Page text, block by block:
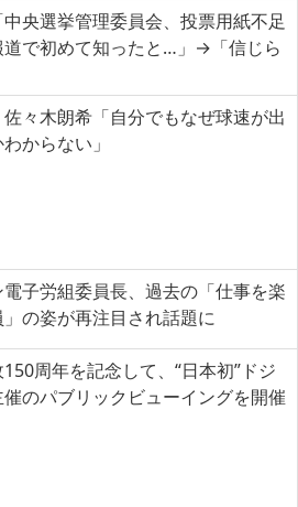
央選挙管理委員会、投票用紙不足
道で初めて知ったと…」→「信じら
佐々木朗希「自分でもなぜ球速が出
からない」
子労組委員長、過去の「仕事を楽
」の姿が再注目され話題に
周年を記念して、“日本初”ドジ
催のパブリックビューイングを開催